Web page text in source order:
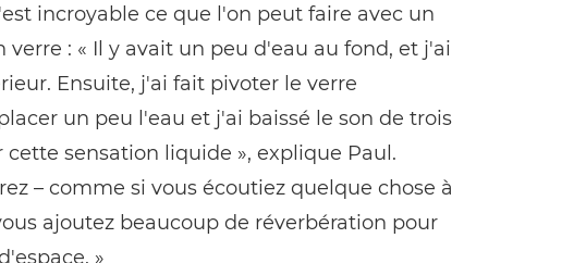
incroyable ce que l'on peut faire avec un
: « Il y avait un peu d'eau au fond, et j'ai
Ensuite, j'ai fait pivoter le verre
un peu l'eau et j'ai baissé le son de trois
sensation liquide », explique Paul.
– comme si vous écoutiez quelque chose à
ajoutez beaucoup de réverbération pour
»